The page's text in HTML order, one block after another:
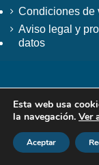
Condiciones de
Aviso legal y
datos
Esta web usa
la navegación. Ver
Aceptar